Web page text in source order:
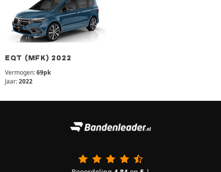
EQT (MFK) 2022
Vermogen:69pk
Jaar:2022